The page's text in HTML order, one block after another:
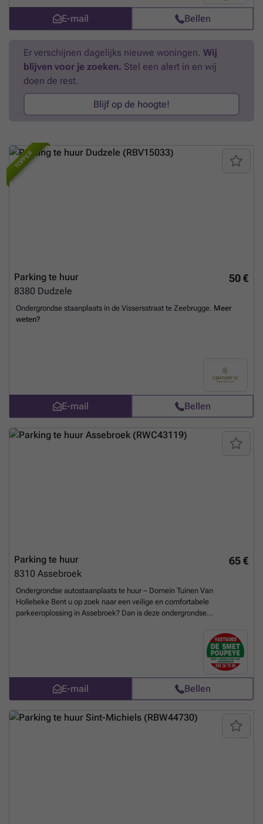
E-mail Bellen
Er verschijnen dagelijks nieuwe woningen. Wij
blijven voor je zoeken. Stel een alert in en wij
doen de rest.
Blijf op de hoogte!
TOPPER
50 €
Parking te huur
8380 Dudzele
Ondergrondse staanplaats in de Vissersstraat te Zeebrugge. Meer
weten?
E-mail Bellen
65 €
Parking te huur
8310 Assebroek
Ondergrondse autostaanplaats te huur – Domein Tuinen Van
Hollebeke Bent u op zoek naar een veilige en comfortabele
parkeeroplossing in Assebroek? Dan is deze ondergrondse
toegankelijk - Ideaal voor bewoners uit de omgeving De staanplaats
bevindt zich in een verzorgde en goed onderhouden residentie en biedt
een praktische oplossing voor wie zorgeloos wil parkeren. Voor meer
info bel ### of kom langs op ons kantoor te Assebroek, Generaal
Lemanlaan 202 ('t Perretje).
E-mail Bellen